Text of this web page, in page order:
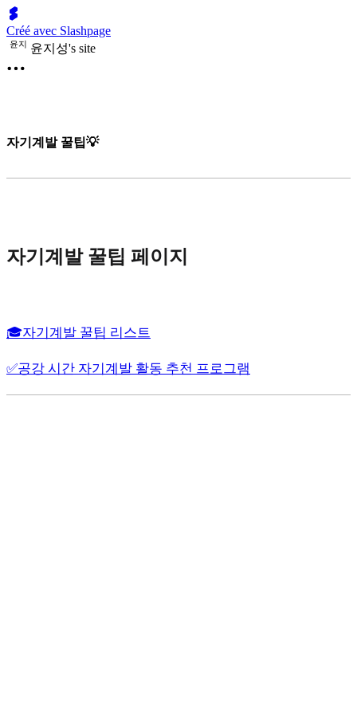
Créé avec Slashpage
윤지 윤지성's site
자기계발 꿀팁💡
자기계발 꿀팁 페이지
🎓자기계발 꿀팁 리스트
✅공강 시간 자기계발 활동 추천 프로그램